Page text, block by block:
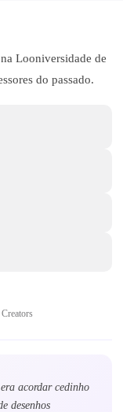
Looniversidade de
do passado.
Creators
acordar cedinho
desenhos